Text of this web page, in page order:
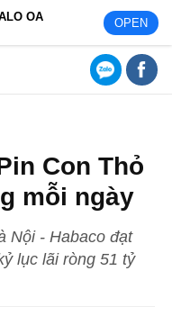
OA OPEN
Con Thỏ
mỗi ngày
Nội - Habaco đạt
lục lãi ròng 51 tỷ